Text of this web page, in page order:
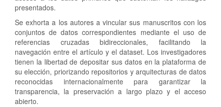
presentados.
Se exhorta a los autores a vincular sus manuscritos con los
conjuntos de datos correspondientes mediante el uso de
referencias cruzadas bidireccionales, facilitando la
navegación entre el artículo y el dataset. Los investigadores
tienen la libertad de depositar sus datos en la plataforma de
su elección, priorizando repositorios y arquitecturas de datos
reconocidas internacionalmente para garantizar la
transparencia, la preservación a largo plazo y el acceso
abierto.